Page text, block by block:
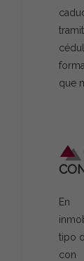
que
En
tipo
con